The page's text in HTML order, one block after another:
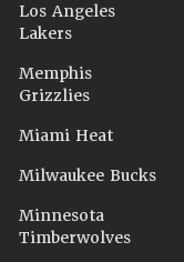
Los Angeles
Lakers
Memphis
Grizzlies
Miami Heat
Milwaukee Bucks
Minnesota
Timberwolves